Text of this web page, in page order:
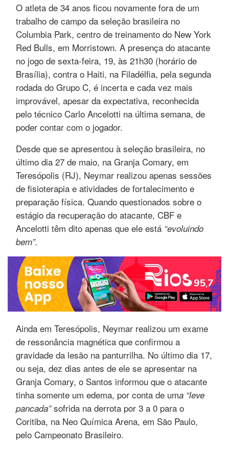
O atleta de 34 anos ficou novamente fora de um
trabalho de campo da seleção brasileira no
Columbia Park, centro de treinamento do New York
Red Bulls, em Morristown. A presença do atacante
no jogo de sexta-feira, 19, às 21h30 (horário de
Brasília), contra o Haiti, na Filadélfia, pela segunda
rodada do Grupo C, é incerta e cada vez mais
improvável, apesar da expectativa, reconhecida
pelo técnico Carlo Ancelotti na última semana, de
poder contar com o jogador.
Desde que se apresentou à seleção brasileira, no
último dia 27 de maio, na Granja Comary, em
Teresópolis (RJ), Neymar realizou apenas sessões
de fisioterapia e atividades de fortalecimento e
preparação física. Quando questionados sobre o
estágio da recuperação do atacante, CBF e
Ancelotti têm dito apenas que ele está “evoluindo
bem”.
Ainda em Teresópolis, Neymar realizou um exame
de ressonância magnética que confirmou a
gravidade da lesão na panturrilha. No último dia 17,
ou seja, dez dias antes de ele se apresentar na
Granja Comary, o Santos informou que o atacante
tinha somente um edema, por conta de uma “leve
pancada”sofrida na derrota por 3 a 0 para o
Coritiba, na Neo Química Arena, em São Paulo,
pelo Campeonato Brasileiro.